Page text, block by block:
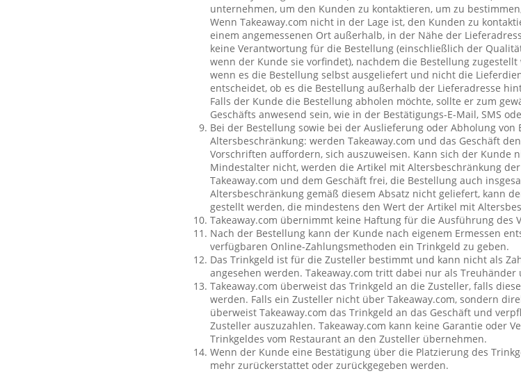
unternehmen, um den Kunden zu kontaktieren, um zu
Wenn Takeaway.com nicht in der Lage ist, den Kunden zu
einem angemessenen Ort außerhalb, in der Nähe der
keine Verantwortung für die Bestellung (einschließlich der
wenn der Kunde sie vorfindet), nachdem die Bestellung
wenn es die Bestellung selbst ausgeliefert und nicht die
entscheidet, ob es die Bestellung außerhalb der Lieferadresse
Falls der Kunde die Bestellung abholen möchte, sollte er zum
Geschäfts anwesend sein, wie in der Bestätigungs-E-Mail, SMS
Bei der Bestellung sowie bei der Auslieferung oder Abholung
Altersbeschränkung: werden Takeaway.com und das Geschäft
Vorschriften auffordern, sich auszuweisen. Kann sich der Kunde
Mindestalter nicht, werden die Artikel mit Altersbeschränkung
Takeaway.com und dem Geschäft frei, die Bestellung auch
Altersbeschränkung gemäß diesem Absatz nicht geliefert, kann
gestellt werden, die mindestens den Wert der Artikel mit
Takeaway.com übernimmt keine Haftung für die Ausführung des
Nach der Bestellung kann der Kunde nach eigenem Ermessen
verfügbaren Online-Zahlungsmethoden ein Trinkgeld zu geben.
Das Trinkgeld ist für die Zusteller bestimmt und kann nicht als
angesehen werden. Takeaway.com tritt dabei nur als
Takeaway.com überweist das Trinkgeld an die Zusteller, falls
werden. Falls ein Zusteller nicht über Takeaway.com, sondern
überweist Takeaway.com das Trinkgeld an das Geschäft und
Zusteller auszuzahlen. Takeaway.com kann keine Garantie oder
Trinkgeldes vom Restaurant an den Zusteller übernehmen.
Wenn der Kunde eine Bestätigung über die Platzierung des
mehr zurückerstattet oder zurückgegeben werden.